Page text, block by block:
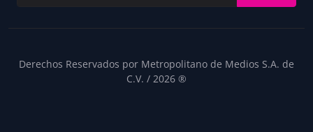
Derechos Reservados por Metropolitano de Medios S.A. de
C.V. / 2026 ®